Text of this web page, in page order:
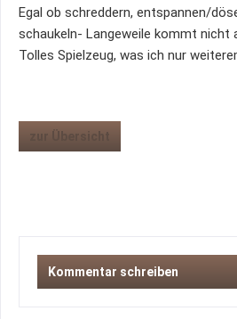
Egal ob schreddern, entspannen/
schaukeln- Langeweile kommt nicht
Tolles Spielzeug, was ich nur
zur Übersicht
Kommentar schreiben